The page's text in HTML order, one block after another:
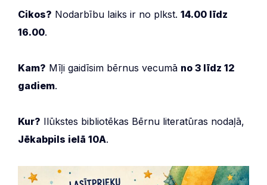
Cikos? Nodarbību laiks ir no plkst. 14.00 līdz
16.00.
Kam? Mīļi gaidīsim bērnus vecumā no 3 līdz 12
gadiem.
Kur? Ilūkstes bibliotēkas Bērnu literatūras nodaļā,
Jēkabpils ielā 10A.